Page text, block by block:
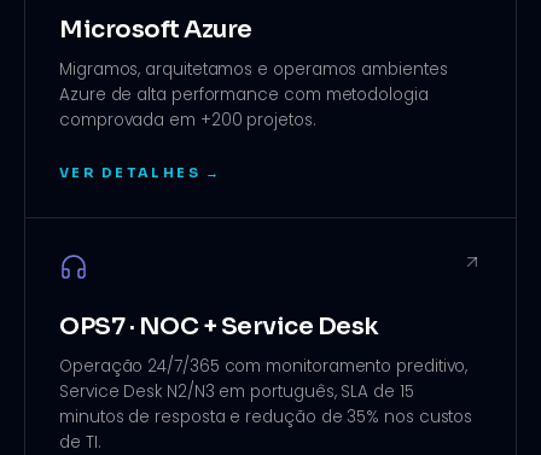
Microsoft Azure
Migramos, arquitetamos e operamos ambientes
Azure de alta performance com metodologia
comprovada em +200 projetos.
VER DETALHES →
OPS7 · NOC + Service Desk
Operação 24/7/365 com monitoramento preditivo,
Service Desk N2/N3 em português, SLA de 15
minutos de resposta e redução de 35% nos custos
de TI.